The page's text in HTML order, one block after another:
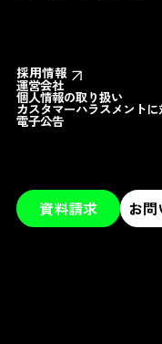
採用情報
運営会社
個人情報の取り扱い
カスタマーハラスメント
電子公告
資料請求 お問